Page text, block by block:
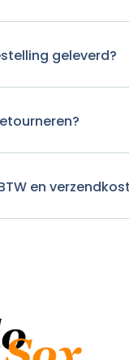
geleverd?
en